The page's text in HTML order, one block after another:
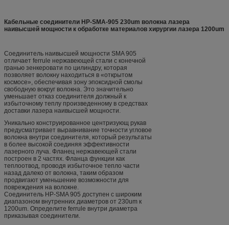
Кабельные соединители HP-SMA-905 230um волокна лазера
наивысшей мощности к обработке материалов хирургии лазера 1200um
Соединитель наивысшей мощности SMA 905
отличает ferrule нержавеющей стали с конечной
гранью зенкеровати по цилиндру, которая
позволяет волокну находиться в «открытом
космосе», обеспечивая зону эпоксидной смолы
свободную вокруг волокна. Это значительно
уменьшает отказ соединителя должный к
избыточному теплу произведенному в средствах
доставки лазера наивысшей мощности.
Уникально конструированное центризующ рукав
предусматривает выравнивание точности угловое
волокна внутри соединителя, который результаты
в более высокой соединяя эффективности
лазерного луча. Фланец нержавеющей стали
построен в 2 частях. Фланца функции как
теплоотвод, проводя избыточное тепло части
назад далеко от волокна, таким образом
продвигают уменьшение возможности для
повреждения на волокне.
Соединитель HP-SMA 905 доступен с широким
диапазоном внутренних диаметров от 230um к
1200um. Определите ferrule внутри диаметра
приказывая соединители.